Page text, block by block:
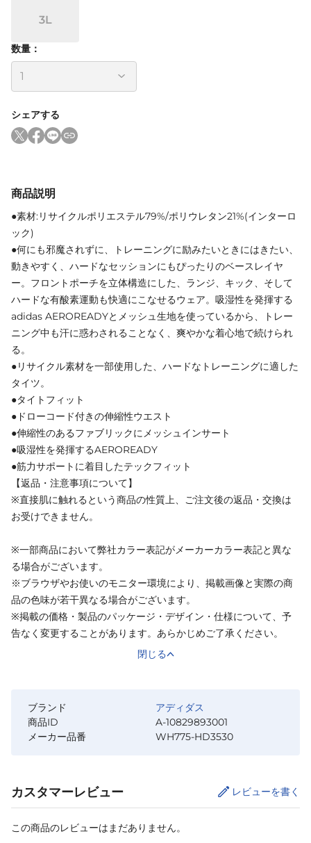
3L
数量：
シェアする
商品説明
●素材:リサイクルポリエステル79%/ポリウレタン21%(インターロ
ック)
●何にも邪魔されずに、トレーニングに励みたいときにはきたい、
動きやすく、ハードなセッションにもぴったりのベースレイヤ
ー。フロントポーチを立体構造にした、ランジ、キック、そして
ハードな有酸素運動も快適にこなせるウェア。吸湿性を発揮する
adidas AEROREADYとメッシュ生地を使っているから、トレー
ニング中も汗に惑わされることなく、爽やかな着心地で続けられ
る。
●リサイクル素材を一部使用した、ハードなトレーニングに適した
タイツ。
●タイトフィット
●ドローコード付きの伸縮性ウエスト
●伸縮性のあるファブリックにメッシュインサート
●吸湿性を発揮するAEROREADY
●筋力サポートに着目したテックフィット
【返品・注意事項について】
※直接肌に触れるという商品の性質上、ご注文後の返品・交換は
お受けできません。
※一部商品において弊社カラー表記がメーカーカラー表記と異な
る場合がございます。
※ブラウザやお使いのモニター環境により、掲載画像と実際の商
品の色味が若干異なる場合がございます。
※掲載の価格・製品のパッケージ・デザイン・仕様について、予
告なく変更することがあります。あらかじめご了承ください。
閉じる
ブランド
アディダス
商品ID
A-10829893001
メーカー品番
WH775-HD3530
カスタマーレビュー レビューを書く
この商品のレビューはまだありません。